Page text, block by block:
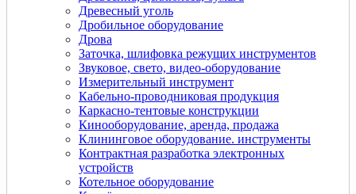
Древесный уголь
Дробильное оборудование
Дрова
Заточка, шлифовка режущих инструментов
Звуковое, свето, видео-оборудование
Измерительный инструмент
Кабельно-проводниковая продукция
Каркасно-тентовые конструкции
Кинооборудование, аренда, продажа
Клининговое оборудование. инструменты
Контрактная разработка электронных
устройств
Котельное оборудование